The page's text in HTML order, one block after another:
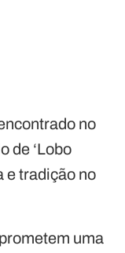
no
de ‘Lobo
e tradição no
uma